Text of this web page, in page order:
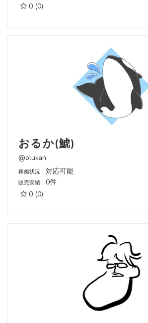
0 (0)
おるか(鯱)
@olukan
稼働状況： 対応可能
販売実績： 0件
0 (0)